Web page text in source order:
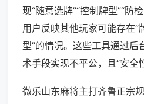
现“随意选牌”“控制牌型”“防
用户反映其他玩家可能存在“
型”的情况。这些工具通过后
术手段实现不平公，且“安全
微乐山东麻将主打齐鲁正宗